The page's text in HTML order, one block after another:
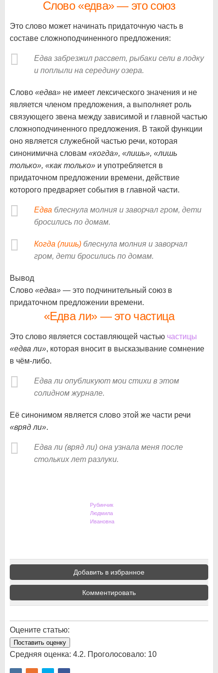
Слово «едва» — это союз
Это слово может начинать придаточную часть в
составе сложноподчиненного предложения:
Едва забрезжил рассвет, рыбаки сели в лодку
и поплыли на середину озера.
Слово «едва» не имеет лексического значения и не
является членом предложения, а выполняет роль
связующего звена между зависимой и главной частью
сложноподчиненного предложения. В такой функции
оно является служебной частью речи, которая
синонимична словам «когда», «лишь», «лишь
только», «как только» и употребляется в
придаточном предложении времени, действие
которого предваряет события в главной части.
Едва блеснула молния и заворчал гром, дети
бросились по домам.
Когда (лишь) блеснула молния и заворчал
гром, дети бросились по домам.
Вывод
Слово «едва» — это подчинительный союз в
придаточном предложении времени.
«Едва ли» — это частица
Это слово является составляющей частью частицы
«едва ли», которая вносит в высказывание сомнение
в чём-либо.
Едва ли опубликуют мои стихи в этом
солидном журнале.
Её синонимом является слово этой же части речи
«вряд ли».
Едва ли (вряд ли) она узнала меня после
стольких лет разлуки.
Рубинчик
Людмила
Ивановна
Добавить в избранное
Комментировать
Оцените статью:
Поставить оценку
Средняя оценка: 4.2. Проголосовало: 10